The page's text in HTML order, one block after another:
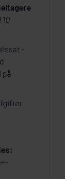
-
på